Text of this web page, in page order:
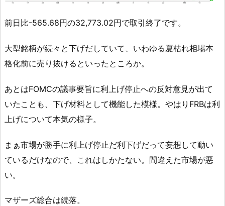
前日比-565.68円の32,773.02円で取引終了です。
大型銘柄が続々と下げだしていて、いわゆる夏枯れ相場本
格化前に売り抜けるといったところか。
あとはFOMCの議事要旨に利上げ停止への反対意見が出て
いたことも、下げ材料として機能した模様。やはりFRBは利
上げについて本気の様子。
まぁ市場が勝手に利上げ停止だ利下げだって妄想して動い
ているだけなので、これはしかたない。間違えた市場が悪
い。
マザーズ総合は続落。